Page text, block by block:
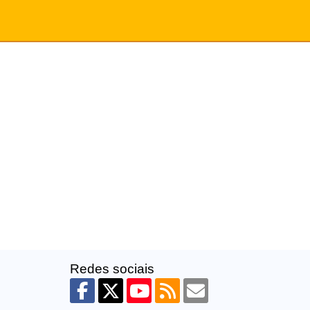
Redes sociais